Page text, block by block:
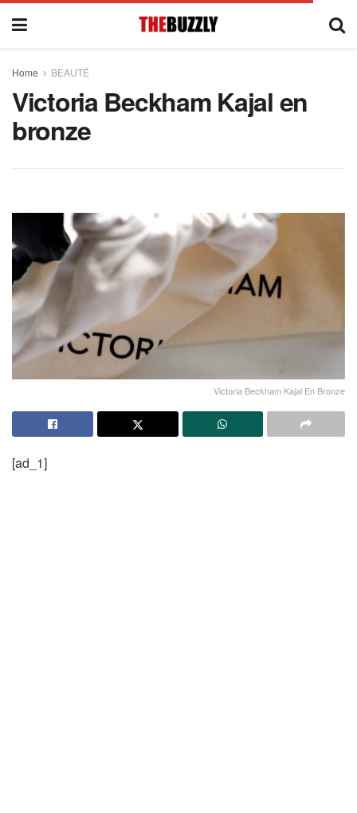
Home BEAUTÉ
Victoria Beckham Kajal en
bronze
Victoria Beckham Kajal En Bronze
[ad_1]